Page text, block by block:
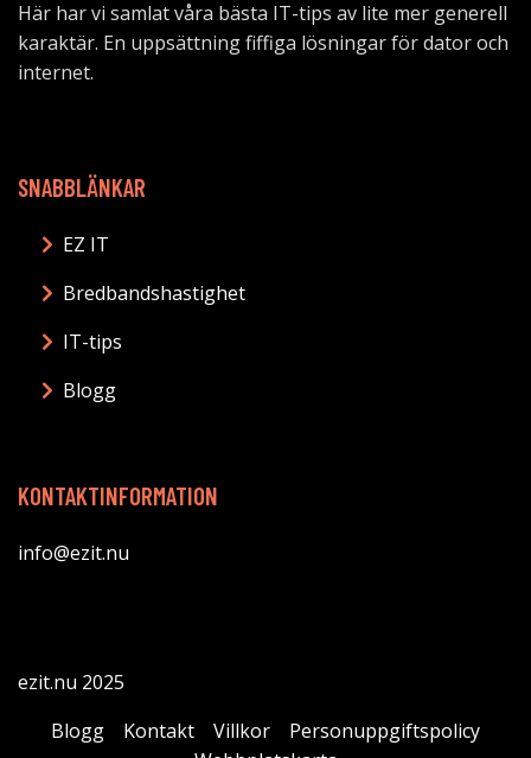
Här har vi samlat våra bästa IT-tips av lite mer generell
karaktär. En uppsättning fiffiga lösningar för dator och
internet.
SNABBLÄNKAR
EZ IT
Bredbandshastighet
IT-tips
Blogg
KONTAKTINFORMATION
info@ezit.nu
ezit.nu 2025
Blogg
Kontakt Villkor
Personuppgiftspolicy